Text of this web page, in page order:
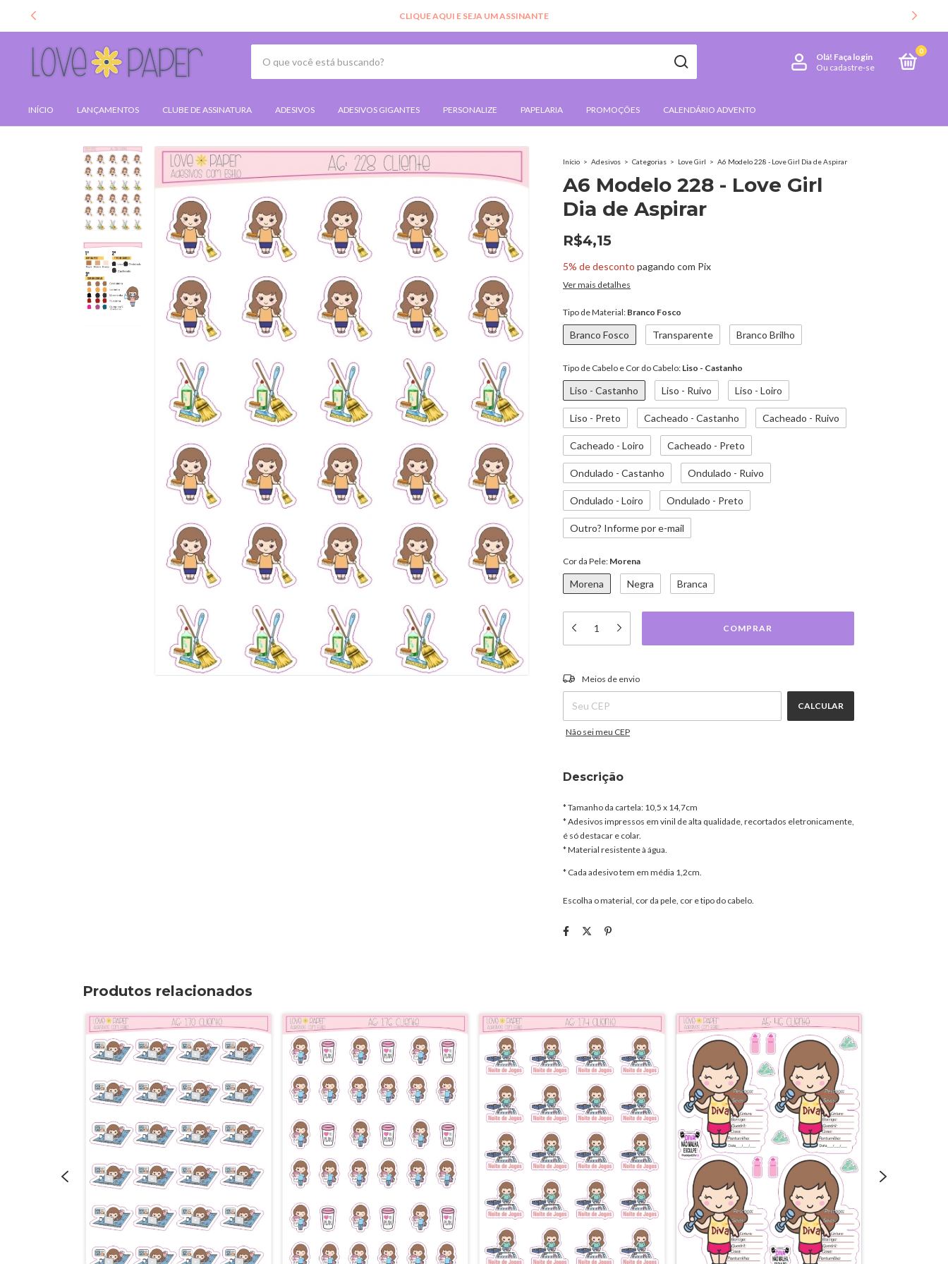
CLIQUE AQUI E SEJA UM ASSINANTE
Olá! Faça login
Ou cadastre-se
0
INÍCIO LANÇAMENTOS CLUBE DE ASSINATURA ADESIVOS ADESIVOS GIGANTES PERSONALIZE PAPELARIA PROMOÇÕES CALENDÁRIO ADVENTO
Início > Adesivos > Categorias > Love Girl > A6 Modelo 228 - Love Girl Dia de Aspirar
A6 Modelo 228 - Love Girl
Dia de Aspirar
R$4,15
5% de desconto pagando com Pix
Ver mais detalhes
Tipo de Material: Branco Fosco
Branco Fosco Transparente Branco Brilho
Tipo de Cabelo e Cor do Cabelo: Liso - Castanho
Liso - Castanho Liso - Ruivo Liso - Loiro
Liso - Preto Cacheado - Castanho Cacheado - Ruivo
Cacheado - Loiro Cacheado - Preto
Ondulado - Castanho Ondulado - Ruivo
Ondulado - Loiro Ondulado - Preto
Outro? Informe por e-mail
Cor da Pele: Morena
Morena Negra Branca
Entregas para o CEP:
Meios de envio
CALCULAR
Não sei meu CEP
Descrição
* Tamanho da cartela: 10,5 x 14,7cm
* Adesivos impressos em vinil de alta qualidade, recortados eletronicamente,
é só destacar e colar.
* Material resistente à água.
* Cada adesivo tem em média 1,2cm.
Escolha o material, cor da pele, cor e tipo do cabelo.
Produtos relacionados